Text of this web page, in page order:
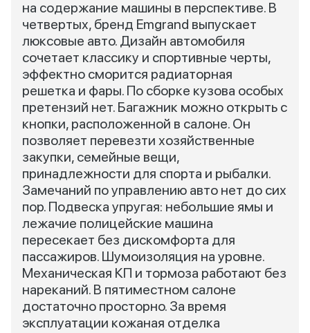
на содержание машины в перспективе. В
четвертых, бренд Emgrand выпускает
люксовые авто. Дизайн автомобиля
сочетает классику и спортивные черты,
эффектно сморится радиаторная
решетка и фары. По сборке кузова особых
претензий нет. Багажник можно открыть с
кнопки, расположенной в салоне. Он
позволяет перевезти хозяйственные
закупки, семейные вещи,
принадлежности для спорта и рыбалки.
Замечаний по управлению авто нет до сих
пор. Подвеска упругая: небольшие ямы и
лежачие полицейские машина
пересекает без дискомфорта для
пассажиров. Шумоизоляция на уровне.
Механическая КП и тормоза работают без
нареканий. В пятиместном салоне
достаточно просторно. За время
эксплуатации кожаная отделка